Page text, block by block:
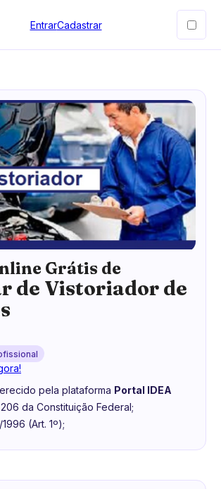
EntrarCadastrar
Grátis de
de Vistoriador de
pela plataforma Portal IDEA
da Constituição Federal;
(Art. 1º);